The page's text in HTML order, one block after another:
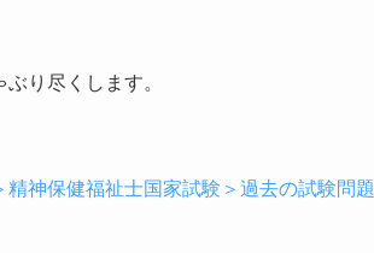
り尽くします。
神保健福祉士国家試験＞過去の試験問題